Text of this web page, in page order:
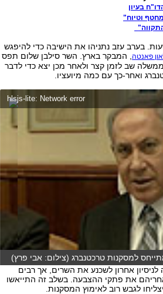
בעיון
וטיוח"
בערב עזב נתניהו את הישיבה כדי להיפגש
פאנטה, המבקר בארץ. השר סילבן שלום תפס
שב לזמן קצר ולאחר מכן יצא כדי לדבר
ואחר-כך עם כמה מיועציו.
hlsjs-lite: Network error
למסקנות טרכטנברג (צילום: אבי פרץ)
אחרון לשכנע את השרים, אך רבים
את פתקי ההצבעה. בשלב זה התייאשו
לגבש רוב לאימוץ המסקנות.